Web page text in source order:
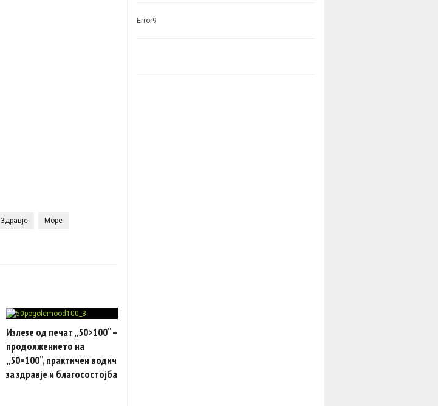
Здравје Море
Излезе од печат „50>100“ –
продолжението на
„50=100“, практичен водич
за здравје и благосостојба
Error9